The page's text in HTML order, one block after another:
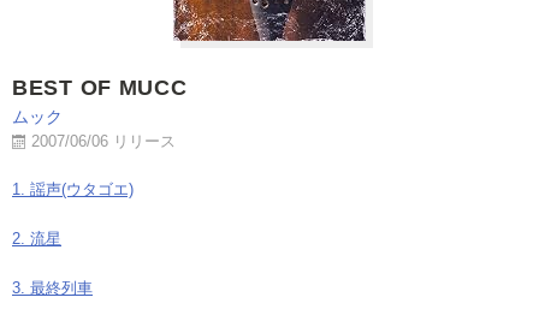
BEST OF MUCC
ムック
2007/06/06 リリース
1. 謡声(ウタゴエ)
2. 流星
3. 最終列車